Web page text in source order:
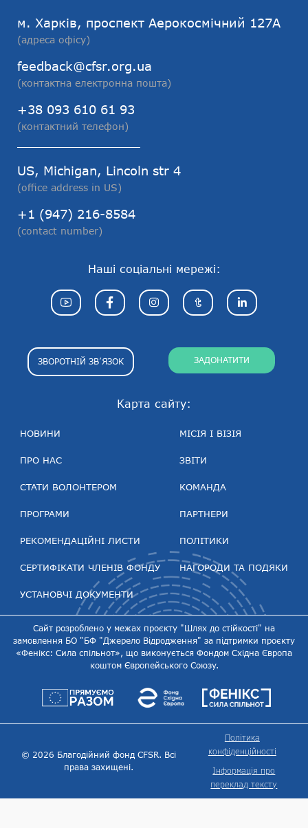
м. Харків, проспект Аерокосмічний 127А
(адреса офісу)
feedback@cfsr.org.ua
(контактна електронна пошта)
+38 093 610 61 93
(контактний телефон)
US, Michigan, Lincoln str 4
(office address in US)
+1 (947) 216-8584
(contact number)
Карта сайту:
НОВИНИ
ПРО НАС
СТАТИ ВОЛОНТЕРОМ
ПРОГРАМИ
РЕКОМЕНДАЦІЙНІ ЛИСТИ
СЕРТИФІКАТИ ЧЛЕНІВ ФОНДУ
УСТАНОВЧІ ДОКУМЕНТИ
МІСІЯ І ВІЗІЯ
ЗВІТИ
КОМАНДА
ПАРТНЕРИ
ПОЛІТИКИ
НАГОРОДИ ТА ПОДЯКИ
Наші соціальні мережі:
ЗВОРОТНІЙ ЗВ’ЯЗОК ЗАДОНАТИТИ
Сайт розроблено у межах проєкту "Шлях до стійкості" на
замовлення БО "БФ "Джерело Відродження" за підтримки проєкту
«Фенікс: Сила спільнот», що виконується Фондом Східна Європа
коштом Європейського Союзу.
© 2026 Благодійний фонд CFSR. Всі
права захищені.
Політика
конфіденційності
Інформація про
переклад тексту